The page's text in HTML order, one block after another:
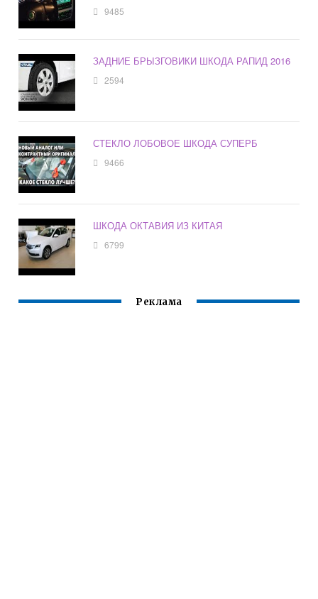
9485
ЗАДНИЕ БРЫЗГОВИКИ ШКОДА РАПИД 2016
2594
СТЕКЛО ЛОБОВОЕ ШКОДА СУПЕРБ
9466
ШКОДА ОКТАВИЯ ИЗ КИТАЯ
6799
Реклама